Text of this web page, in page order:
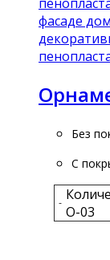
Без
С
- О-03